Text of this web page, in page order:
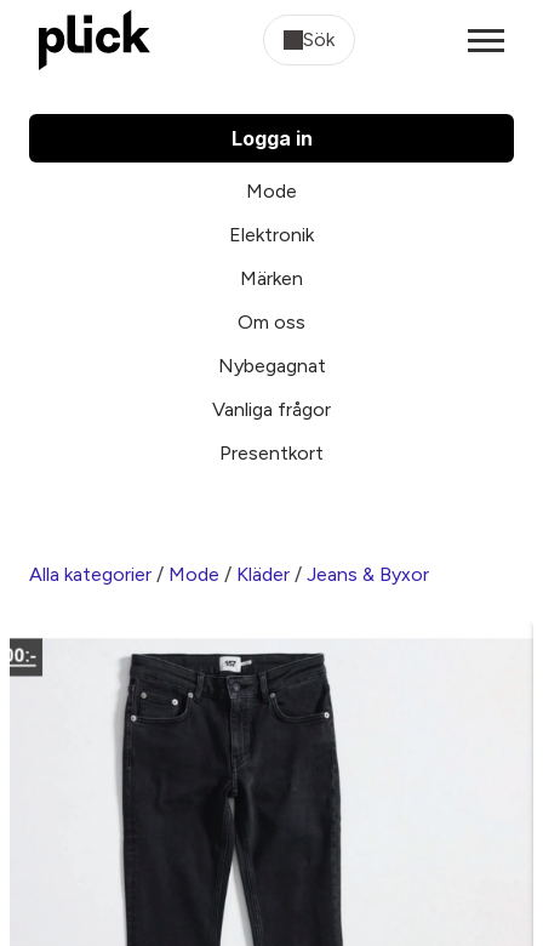
Sök
Logga in
Mode
Elektronik
Märken
Om oss
Nybegagnat
Vanliga frågor
Presentkort
Alla kategorier / Mode / Kläder / Jeans & Byxor